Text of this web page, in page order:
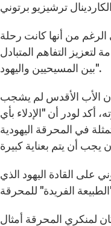
من أنها كانت رحلة
لتعزيز التفاهم المتبادل
بين المسيحيين واليهود".
أن الأب الأقدس لم يشجب
أكد لودر أن "الإدلاء بأي
في المحرقة اليهودية
على القادة اليهود الذي
لمنكري المحرقة أمثال